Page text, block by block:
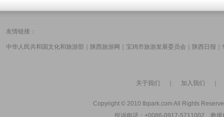
友情链接：
中华人民共和国文化和旅游部 陕西旅游网 宝鸡市旅游发展委员会 陕西日报
关于我们 加入我们
Copyright © 2010 tbpark.com All Rights
投诉电话：+0086-0917-5711002 救